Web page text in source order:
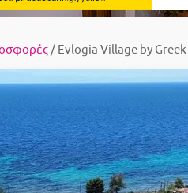
/ Evlogia Village by